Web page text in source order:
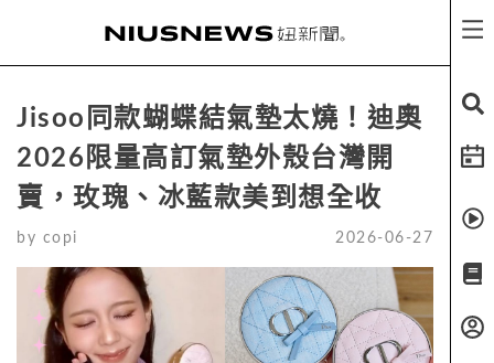
Jisoo同款蝴蝶結氣墊太燒！迪奧
2026限量高訂氣墊外殼台灣開
賣，玫瑰、冰藍款美到想全收
by copi 2026-06-27